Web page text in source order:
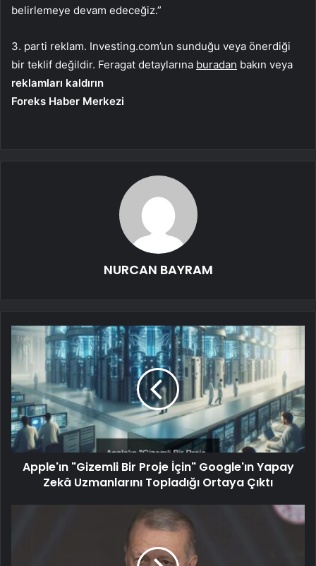
belirlemeye devam edeceğiz.”
3. parti reklam. Investing.com’un sunduğu veya önerdiği
bir teklif değildir. Feragat detaylarına buradan bakın veya
reklamları kaldırın
Foreks Haber Merkezi
NURCAN BAYRAM
Apple'ın "Gizemli Bir Proje İçin" Google'ın Yapay
Zekâ Uzmanlarını Topladığı Ortaya Çıktı